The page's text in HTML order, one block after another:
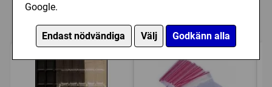
Google.
Endast nödvändiga Välj Godkänn alla
Personer som har köpt Dice Tray: Normal